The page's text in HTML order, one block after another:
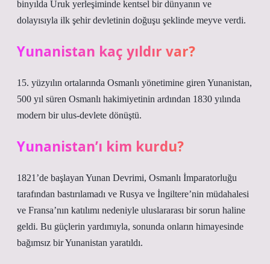
binyılda Uruk yerleşiminde kentsel bir dünyanın ve
dolayısıyla ilk şehir devletinin doğuşu şeklinde meyve verdi.
Yunanistan kaç yıldır var?
15. yüzyılın ortalarında Osmanlı yönetimine giren Yunanistan,
500 yıl süren Osmanlı hakimiyetinin ardından 1830 yılında
modern bir ulus-devlete dönüştü.
Yunanistan’ı kim kurdu?
1821’de başlayan Yunan Devrimi, Osmanlı İmparatorluğu
tarafından bastırılamadı ve Rusya ve İngiltere’nin müdahalesi
ve Fransa’nın katılımı nedeniyle uluslararası bir sorun haline
geldi. Bu güçlerin yardımıyla, sonunda onların himayesinde
bağımsız bir Yunanistan yaratıldı.